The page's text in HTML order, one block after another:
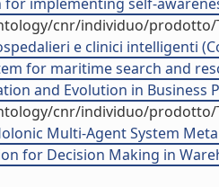
cnr/individuo/prodotto/
e clinici intelligenti
for maritime search and
and Evolution in
cnr/individuo/prodotto/
Multi-Agent System
for Decision Making in